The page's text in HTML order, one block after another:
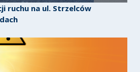
ruchu na ul. Strzelców